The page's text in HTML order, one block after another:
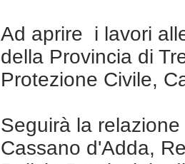
Ad aprire i lavori
della Provincia di
Protezione Civile,
Seguirà la
Cassano d'Adda,